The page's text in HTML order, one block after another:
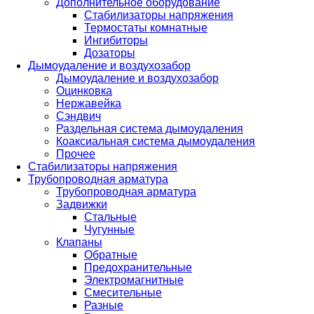
Дополнительное оборудование
Стабилизаторы напряжения
Термостаты комнатные
Ингибиторы
Дозаторы
Дымоудаление и воздухозабор
Дымоудаление и воздухозабор
Оцинковка
Нержавейка
Сэндвич
Раздельная система дымоудаления
Коаксиальная система дымоудаления
Прочее
Стабилизаторы напряжения
Трубопроводная арматура
Трубопроводная арматура
Задвижки
Стальные
Чугунные
Клапаны
Обратные
Предохранительные
Электромагнитные
Смесительные
Разные